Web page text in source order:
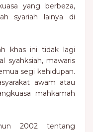
yang berbeza,
syariah lainya di
khas ini tidak lagi
syahksiah, mawaris
segi kehidupan.
awam atau
mahkamah
2002 tentang